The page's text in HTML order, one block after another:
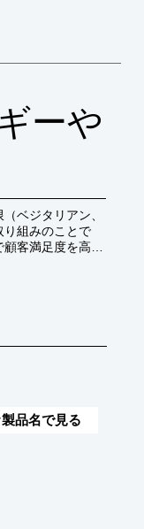
ーや
ベジタリアン、
り組みのことで
客満足度を高
製品名で見る